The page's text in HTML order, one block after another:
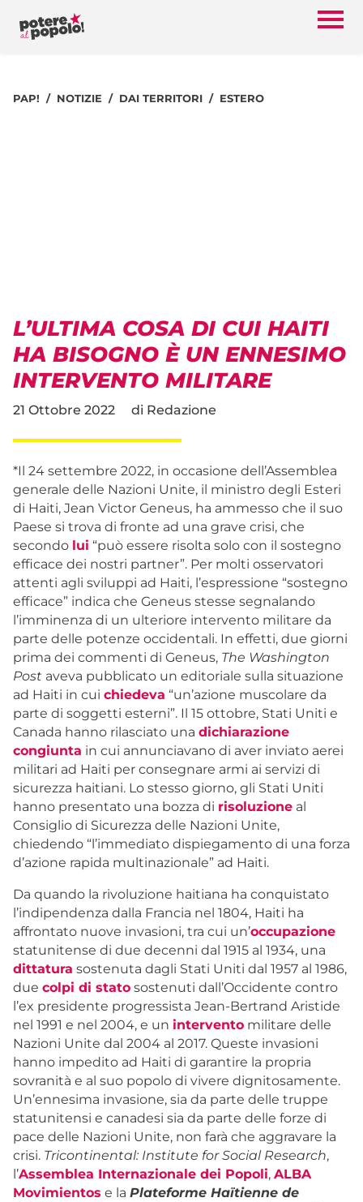
PAP! NOTIZIE DAI TERRITORI ESTERO
L’ULTIMA COSA DI CUI HAITI
HA BISOGNO È UN ENNESIMO
INTERVENTO MILITARE
21 Ottobre 2022 di Redazione
*Il 24 settembre 2022, in occasione dell’Assemblea
generale delle Nazioni Unite, il ministro degli Esteri
di Haiti, Jean Victor Geneus, ha ammesso che il suo
Paese si trova di fronte ad una grave crisi, che
secondo lui “può essere risolta solo con il sostegno
efficace dei nostri partner”. Per molti osservatori
attenti agli sviluppi ad Haiti, l’espressione “sostegno
efficace” indica che Geneus stesse segnalando
l’imminenza di un ulteriore intervento militare da
parte delle potenze occidentali. In effetti, due giorni
prima dei commenti di Geneus, The Washington
Post aveva pubblicato un editoriale sulla situazione
ad Haiti in cui chiedeva “un’azione muscolare da
parte di soggetti esterni”. Il 15 ottobre, Stati Uniti e
Canada hanno rilasciato una dichiarazione
congiunta in cui annunciavano di aver inviato aerei
militari ad Haiti per consegnare armi ai servizi di
sicurezza haitiani. Lo stesso giorno, gli Stati Uniti
hanno presentato una bozza di risoluzione al
Consiglio di Sicurezza delle Nazioni Unite,
chiedendo “l’immediato dispiegamento di una forza
d’azione rapida multinazionale” ad Haiti.
Da quando la rivoluzione haitiana ha conquistato
l’indipendenza dalla Francia nel 1804, Haiti ha
affrontato nuove invasioni, tra cui un’occupazione
statunitense di due decenni dal 1915 al 1934, una
dittatura sostenuta dagli Stati Uniti dal 1957 al 1986,
due colpi di stato sostenuti dall’Occidente contro
l’ex presidente progressista Jean-Bertrand Aristide
nel 1991 e nel 2004, e un intervento militare delle
Nazioni Unite dal 2004 al 2017. Queste invasioni
hanno impedito ad Haiti di garantire la propria
sovranità e al suo popolo di vivere dignitosamente.
Un’ennesima invasione, sia da parte delle truppe
statunitensi e canadesi sia da parte delle forze di
pace delle Nazioni Unite, non farà che aggravare la
crisi. Tricontinental: Institute for Social Research,
l’Assemblea Internazionale dei Popoli, ALBA
Movimientos e la Plateforme Haïtienne de